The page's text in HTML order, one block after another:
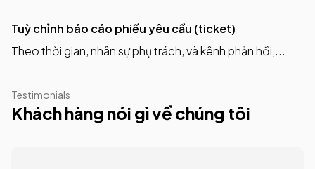
Tuỳ chỉnh báo cáo phiếu yêu cầu (ticket)
Theo thời gian, nhân sự phụ trách, và kênh phản hồi,...
Testimonials
Khách hàng nói gì về chúng tôi